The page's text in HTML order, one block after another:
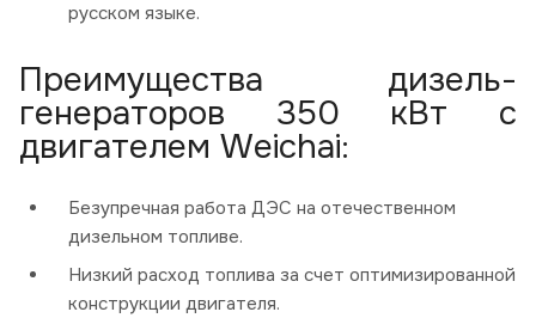
русском языке.
Преимущества дизель-
генераторов 350 кВт с
двигателем Weichai:
Безупречная работа ДЭС на отечественном
дизельном топливе.
Низкий расход топлива за счет оптимизированной
конструкции двигателя.